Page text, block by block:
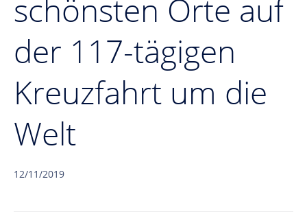
schönsten Orte auf
der 117-tägigen
Kreuzfahrt um die
Welt
12/11/2019